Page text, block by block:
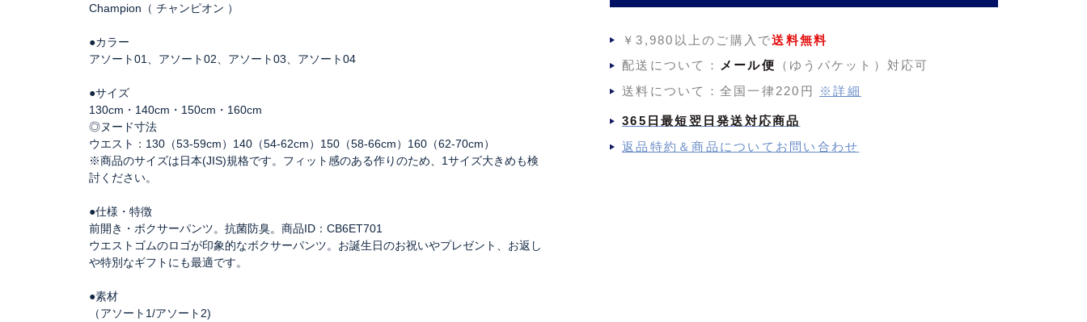
Champion（ チャンピオン ）
●カラー
アソート01、アソート02、アソート03、アソート04
●サイズ
130cm・140cm・150cm・160cm
◎ヌード寸法
ウエスト：130（53-59cm）140（54-62cm）150（58-66cm）160（62-70cm）
※商品のサイズは日本(JIS)規格です。フィット感のある作りのため、1サイズ大きめも検
討ください。
●仕様・特徴
前開き・ボクサーパンツ。抗菌防臭。商品ID：CB6ET701
ウエストゴムのロゴが印象的なボクサーパンツ。お誕生日のお祝いやプレゼント、お返し
や特別なギフトにも最適です。
●素材
（アソート1/アソート2)
￥3,980以上のご購入で送料無料
配送について： メール便
（ゆうパケット）対応可
送料について：全国一律220円
※詳細
365日最短翌日発送対応商品
返品特約＆商品についてお問い合わせ